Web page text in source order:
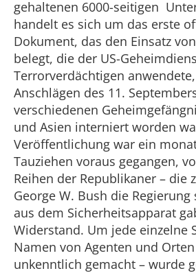
gehaltenen 6000-seitigen
handelt es sich um das erste
Dokument, das den Einsatz
belegt, die der US-
Terrorverdächtigen
Anschlägen des 11.
verschiedenen
und Asien interniert worden
Veröffentlichung war ein
Tauziehen voraus gegangen,
Reihen der Republikaner – die
George W. Bush die
aus dem Sicherheitsapparat
Widerstand. Um jede einzelne
Namen von Agenten und
unkenntlich gemacht – wurde